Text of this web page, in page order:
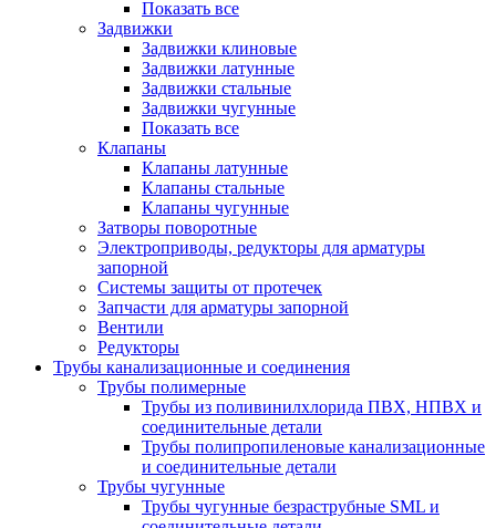
Показать все
Задвижки
Задвижки клиновые
Задвижки латунные
Задвижки стальные
Задвижки чугунные
Показать все
Клапаны
Клапаны латунные
Клапаны стальные
Клапаны чугунные
Затворы поворотные
Электроприводы, редукторы для арматуры
запорной
Системы защиты от протечек
Запчасти для арматуры запорной
Вентили
Редукторы
Трубы канализационные и соединения
Трубы полимерные
Трубы из поливинилхлорида ПВХ, НПВХ и
соединительные детали
Трубы полипропиленовые канализационные
и соединительные детали
Трубы чугунные
Трубы чугунные безраструбные SML и